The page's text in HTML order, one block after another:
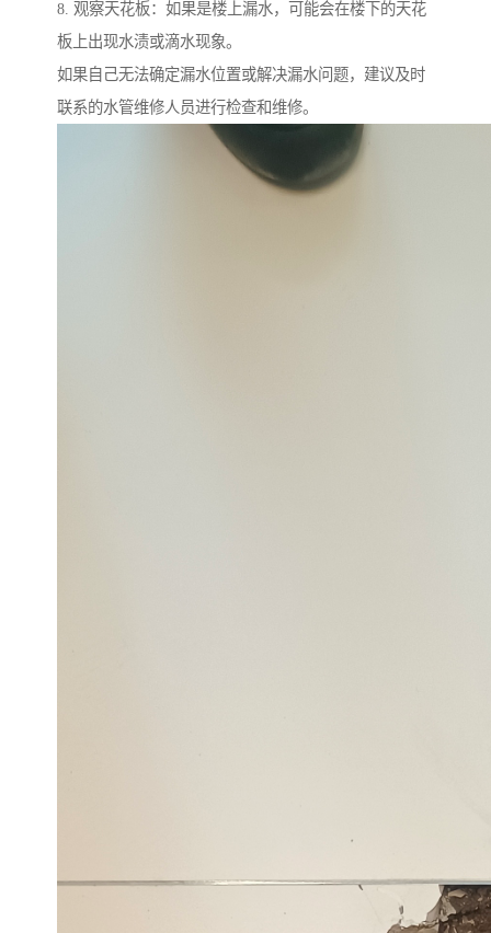
8. 观察天花板：如果是楼上漏水，可能会在楼下的天花
板上出现水渍或滴水现象。
如果自己无法确定漏水位置或解决漏水问题，建议及时
联系的水管维修人员进行检查和维修。